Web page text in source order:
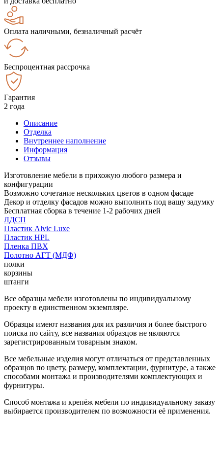
Оплата наличными, безналичный расчёт
Беспроцентная рассрочка
Гарантия
2 года
Описание
Отделка
Внутреннее наполнение
Информация
Отзывы
Изготовление мебели в прихожую любого размера и
конфигурации
Возможно сочетание нескольких цветов в одном фасаде
Декор и отделку фасадов можно выполнить под вашу задумку
Бесплатная сборка в течение 1-2 рабочих дней
ЛДСП
Пластик Alvic Luxe
Пластик HPL
Пленка ПВХ
Полотно АГТ (МДФ)
полки
корзины
штанги
Все образцы мебели изготовлены по индивидуальному
проекту в единственном экземпляре.
Образцы имеют названия для их различия и более быстрого
поиска по сайту, все названия образцов не являются
зарегистрированным товарным знаком.
Все мебельные изделия могут отличаться от представленных
образцов по цвету, размеру, комплектации, фурнитуре, а также
способами монтажа и производителями комплектующих и
фурнитуры.
Способ монтажа и крепёж мебели по индивидуальному заказу
выбирается производителем по возможности её применения.